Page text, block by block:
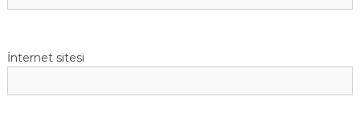
İnternet sitesi